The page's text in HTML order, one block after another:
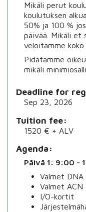
Mikäli perut
koulutuksen
50% ja 100 %
päivää. Mikäli et
veloitamme koko
Pidätämme
mikäli
Deadline for
Sep 23, 2026
Tuition fee
1520 € + ALV
Agenda
Päivä 1: 9:00 -
Valmet
Valmet ACN
I/O-kortit